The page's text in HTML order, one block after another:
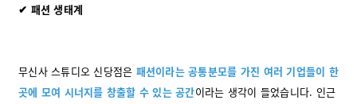
✔ 패션 생태계
무신사 스튜디오 신당점은 패션이라는 공통분모를 가진 여러 기업들이 한
곳에 모여 시너지를 창출할 수 있는 공간이라는 생각이 들었습니다. 인근